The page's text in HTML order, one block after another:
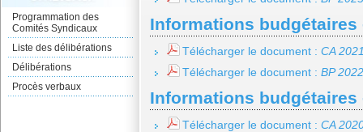
Programmation des
Comités Syndicaux
Liste des délibérations
Délibérations
Procès verbaux
Informations budgétaires
Télécharger le document : CA
Télécharger le document : BP 2022
Informations budgétaires
Télécharger le document : CA